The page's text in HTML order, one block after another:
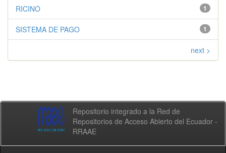
1
RICINO
1
SISTEMA DE PAGO
next >
Repositorio integrado a la Red de
Repositorios de Acceso Abierto del Ecuador -
RRAAE